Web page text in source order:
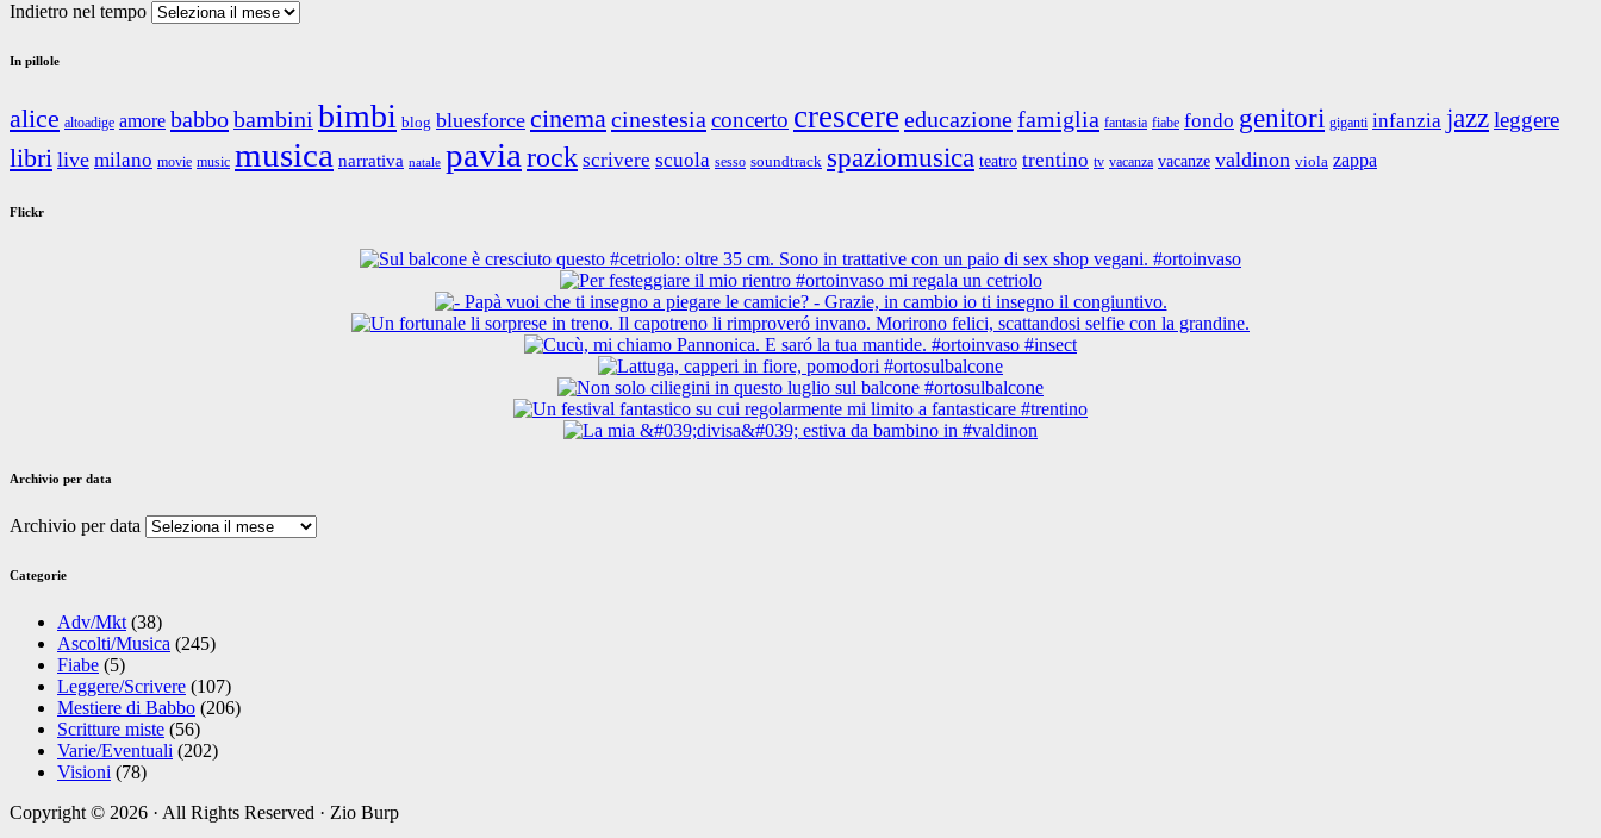
Indietro nel tempo
In pillole
alice altoadige amore babbobambini bimbi blog bluesforce cinemacinestesia concerto crescere educazionefamiglia fantasia fiabe fondo genitori giganti infanzia jazzleggere
libri live milano movie music musica narrativa natale pavia rock scrivere scuola sesso soundtrack spaziomusica teatro trentino tv vacanza vacanze valdinon viola zappa
Flickr
Archivio per data
Archivio per data
Categorie
Adv/Mkt (38)
Ascolti/Musica (245)
Fiabe (5)
Leggere/Scrivere (107)
Mestiere di Babbo (206)
Scritture miste (56)
Varie/Eventuali (202)
Visioni (78)
Copyright © 2026 · All Rights Reserved · Zio Burp